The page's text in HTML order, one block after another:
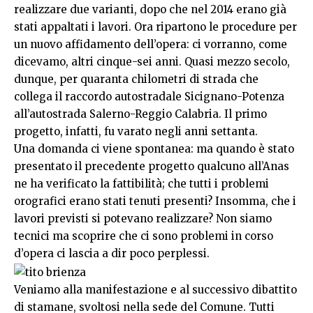
realizzare due varianti, dopo che nel 2014 erano già
stati appaltati i lavori. Ora ripartono le procedure per
un nuovo affidamento dell’opera: ci vorranno, come
dicevamo, altri cinque-sei anni. Quasi mezzo secolo,
dunque, per quaranta chilometri di strada che
collega il raccordo autostradale Sicignano-Potenza
all’autostrada Salerno-Reggio Calabria. Il primo
progetto, infatti, fu varato negli anni settanta.
Una domanda ci viene spontanea: ma quando è stato
presentato il precedente progetto qualcuno all’Anas
ne ha verificato la fattibilità; che tutti i problemi
orografici erano stati tenuti presenti? Insomma, che i
lavori previsti si potevano realizzare? Non siamo
tecnici ma scoprire che ci sono problemi in corso
d’opera ci lascia a dir poco perplessi.
Veniamo alla manifestazione e al successivo dibattito
di stamane, svoltosi nella sede del Comune. Tutti